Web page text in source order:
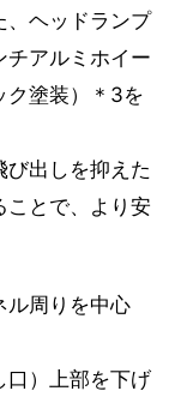
、ヘッドランプ
チアルミホイー
ク塗装）＊3を
び出しを抑えた
ことで、より安
ル周りを中心
口）上部を下げ